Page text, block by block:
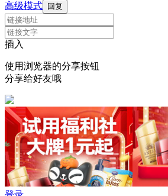
高级模式 回复
插入
使用浏览器的分享按钮
分享给好友哦